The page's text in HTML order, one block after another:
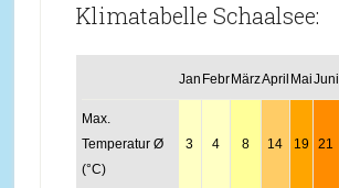
Klimatabelle Schaalsee:
Jan Febr MärzApril MaiJuni
Max.
Temperatur Ø
(°C)
3 4 8 14 19 21